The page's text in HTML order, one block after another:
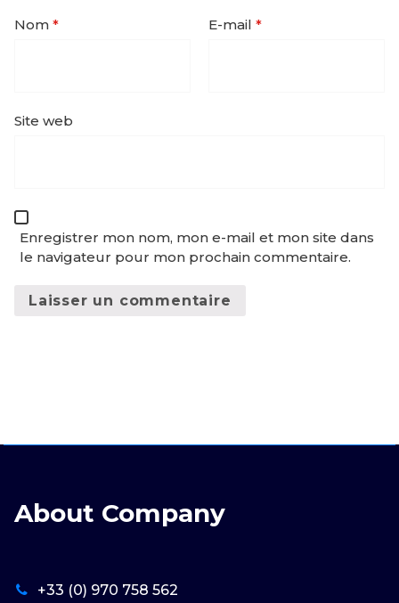
Nom * E-mail *
Site web
Enregistrer mon nom, mon e-mail et mon site dans
le navigateur pour mon prochain commentaire.
About Company
+33 (0) 970 758 562